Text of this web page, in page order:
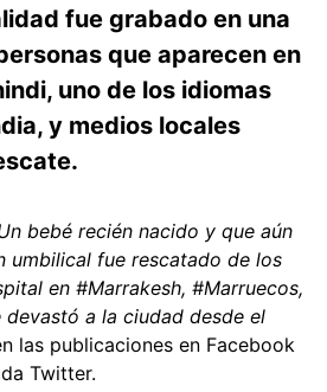
fue grabado en una
que aparecen en
uno de los idiomas
y medios locales
bebé recién nacido y que aún
umbilical fue rescatado de los
en #Marrakesh, #Marruecos,
a la ciudad desde el
las publicaciones en Facebook
Twitter.